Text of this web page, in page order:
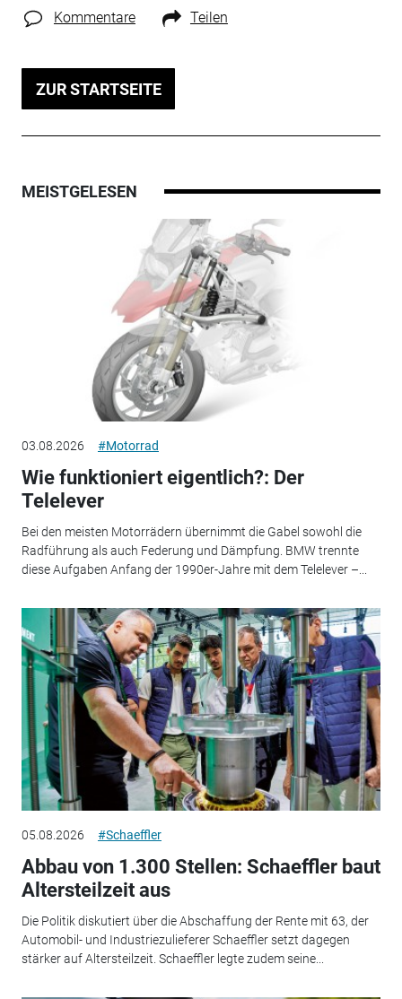
Kommentare Teilen
ZUR STARTSEITE
MEISTGELESEN
03.08.2026 #Motorrad
Wie funktioniert eigentlich?: Der
Telelever
Bei den meisten Motorrädern übernimmt die Gabel sowohl die
Radführung als auch Federung und Dämpfung. BMW trennte
diese Aufgaben Anfang der 1990er-Jahre mit dem Telelever –...
05.08.2026 #Schaeffler
Abbau von 1.300 Stellen: Schaeffler baut
Altersteilzeit aus
Die Politik diskutiert über die Abschaffung der Rente mit 63, der
Automobil- und Industriezulieferer Schaeffler setzt dagegen
stärker auf Altersteilzeit. Schaeffler legte zudem seine...